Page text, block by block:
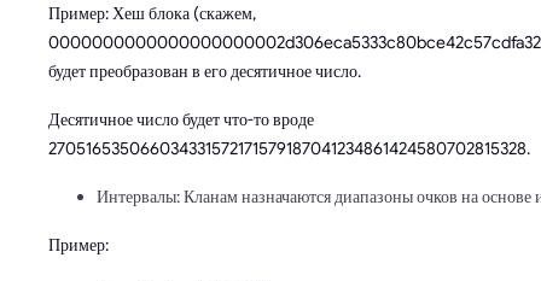
Пример: Хеш блока (скажем,
будет преобразован в его десятичное число.
Десятичное число будет что-то вроде
270516535066034331572171579187041234861424580702815328.
Интервалы: Кланам назначаются диапазоны очков на основе
Пример: